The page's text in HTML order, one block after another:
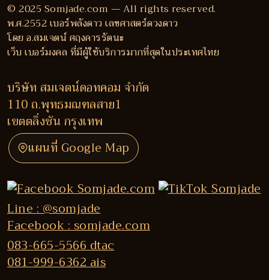
© 2025 Somjade.com — All rights reserved.
พ.ศ.2552 เบอร์พลังดาว เลขศาสตร์ดวงดาว
โดย อ.สมเจตน์ ศฤงคารรัตนะ
เว็บ เบอร์มงคล ที่มีผู้ใช้บริการมากที่สุดในประเทศไทย
บริษัท สมเจตน์ดอทคอม จำกัด
110 ถ.พุทธมณฑลสาย1
เขตตลิ่งชัน กรุงเทพ
แผนที่ Google Map
Line : @somjade
Facebook : somjade.com
083-665-5566 dtac
081-999-6362 ais